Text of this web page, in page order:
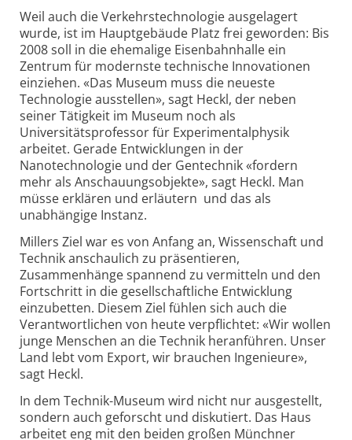
Weil auch die Verkehrstechnologie ausgelagert
wurde, ist im Hauptgebäude Platz frei geworden: Bis
2008 soll in die ehemalige Eisenbahnhalle ein
Zentrum für modernste technische Innovationen
einziehen. «Das Museum muss die neueste
Technologie ausstellen», sagt Heckl, der neben
seiner Tätigkeit im Museum noch als
Universitätsprofessor für Experimentalphysik
arbeitet. Gerade Entwicklungen in der
Nanotechnologie und der Gentechnik «fordern
mehr als Anschauungsobjekte», sagt Heckl. Man
müsse erklären und erläutern ­ und das als
unabhängige Instanz.
Millers Ziel war es von Anfang an, Wissenschaft und
Technik anschaulich zu präsentieren,
Zusammenhänge spannend zu vermitteln und den
Fortschritt in die gesellschaftliche Entwicklung
einzubetten. Diesem Ziel fühlen sich auch die
Verantwortlichen von heute verpflichtet: «Wir wollen
junge Menschen an die Technik heranführen. Unser
Land lebt vom Export, wir brauchen Ingenieure»,
sagt Heckl.
In dem Technik-Museum wird nicht nur ausgestellt,
sondern auch geforscht und diskutiert. Das Haus
arbeitet eng mit den beiden großen Münchner